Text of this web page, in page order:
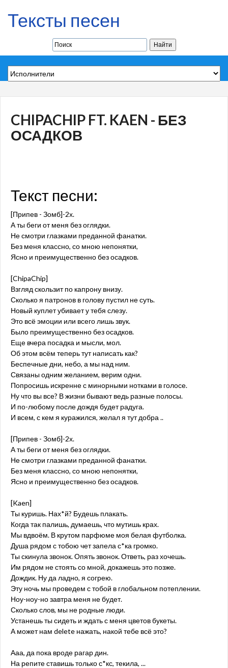
Тексты песен
CHIPACHIP FT. KAEN - БЕЗ
ОСАДКОВ
Текст песни:
[Припев - Зомб]-2х.
А ты беги от меня без оглядки.
Не смотри глазками преданной фанатки.
Без меня классно, со мною непонятки,
Ясно и преимущественно без осадков.
[ChipaChip]
Взгляд скользит по капрону внизу.
Сколько я патронов в голову пустил не суть.
Новый куплет убивает у тебя слезу.
Это всё эмоции или всего лишь звук.
Было преимущественно без осадков.
Еще вчера посадка и мысли, мол.
Об этом всём теперь тут написать как?
Беспечные дни, небо, а мы над ним.
Связаны одним желанием, верим одни.
Попросишь искренне с минорными нотками в голосе.
Ну что вы все? В жизни бывают ведь разные полосы.
И по-любому после дождя будет радуга.
И всем, с кем я куражился, желал я тут добра ..
[Припев - Зомб]-2х.
А ты беги от меня без оглядки.
Не смотри глазками преданной фанатки.
Без меня классно, со мною непонятки,
Ясно и преимущественно без осадков.
[Kaen]
Ты куришь. Нах*й? Будешь плакать.
Когда так палишь, думаешь, что мутишь крах.
Мы вдвоём. В крутом парфюме моя белая футболка.
Душа рядом с тобою чет запела с*ка громко.
Ты скинула звонок. Опять звонок. Ответь, раз хочешь.
Им рядом не стоять со мной, докажешь это позже.
Дождик. Ну да ладно, я согрею.
Эту ночь мы проведем с тобой в глобальном потеплении.
Ноу-ноу-но завтра меня не будет.
Сколько слов, мы не родные люди.
Устанешь ты сидеть и ждать с меня цветов букеты.
А может нам delete нажать, накой тебе всё это?
Ааа, да пока вроде рагар дин.
На репите ставишь только с*кс, текила, ...